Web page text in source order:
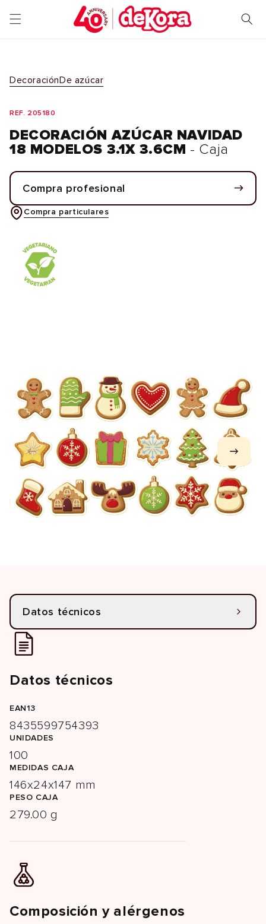
directamente
al contenido
DecoraciónDe azúcar
REF. 205180
DECORACIÓN AZÚCAR NAVIDAD
18 MODELOS 3.1X 3.6CM - Caja
Compra profesional
Compra particulares
Datos técnicos
Datos técnicos
EAN13
8435599754393
UNIDADES
100
MEDIDAS CAJA
146x24x147 mm
PESO CAJA
279.00 g
Composición y alérgenos